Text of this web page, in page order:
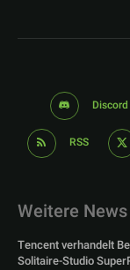
Discord
RSS
Weitere News
Tencent verhandelt
Solitaire-Studio